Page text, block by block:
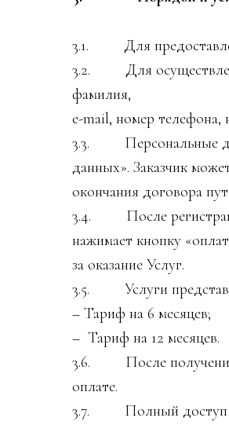
3.1. Для
3.2. Для
фамилия,
e-mail, номер телефона,
3.3. Персональные
данных». Заказчик
окончания договора
3.4. После
нажимает кнопку
за оказание Услуг.
3.5. Услуги
– Тариф на 6 месяцев;
– Тариф на 12 месяцев.
3.6. После получения
оплате.
3.7. Полный доступ к